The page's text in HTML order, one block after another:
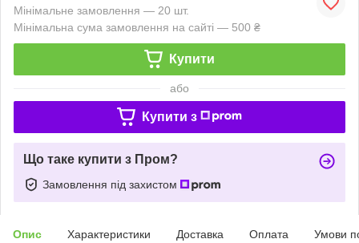
Мінімальне замовлення — 20 шт.
Мінімальна сума замовлення на сайті — 500 ₴
Купити
або
Купити з
Що таке купити з Пром?
Замовлення під захистом
Опис Характеристики Доставка Оплата Умови